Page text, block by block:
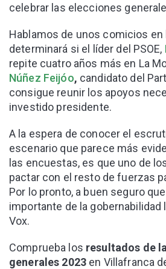
celebrar las elecciones
Hablamos de unos comicios en
determinará si el líder del PSOE,
repite cuatro años más en La
Núñez Feijóo, candidato del
consigue reunir los apoyos
investido presidente.
A la espera de conocer el
escenario que parece más
las encuestas, es que uno de
pactar con el resto de fuerzas
Por lo pronto, a buen seguro
importante de la gobernabilidad
Vox.
Comprueba los resultados de
generales 2023 en Villafranca